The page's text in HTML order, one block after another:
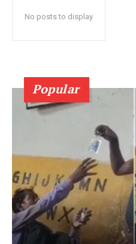
No posts to display
Popular